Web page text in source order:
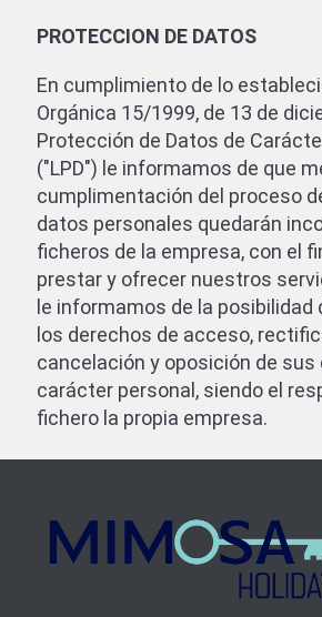
PROTECCION DE DATOS
En cumplimiento de lo
Orgánica 15/1999, de 13 de
Protección de Datos de
("LPD") le informamos de que
cumplimentación del proceso
datos personales quedarán
ficheros de la empresa, con el
prestar y ofrecer nuestros
le informamos de la posibilidad
los derechos de acceso,
cancelación y oposición de sus
carácter personal, siendo el
fichero la propia empresa.